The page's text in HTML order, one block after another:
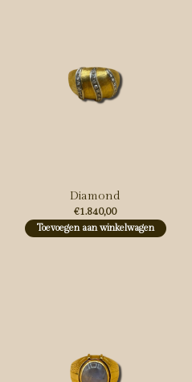
Diamond
€1.840,00
Toevoegen aan winkelwagen